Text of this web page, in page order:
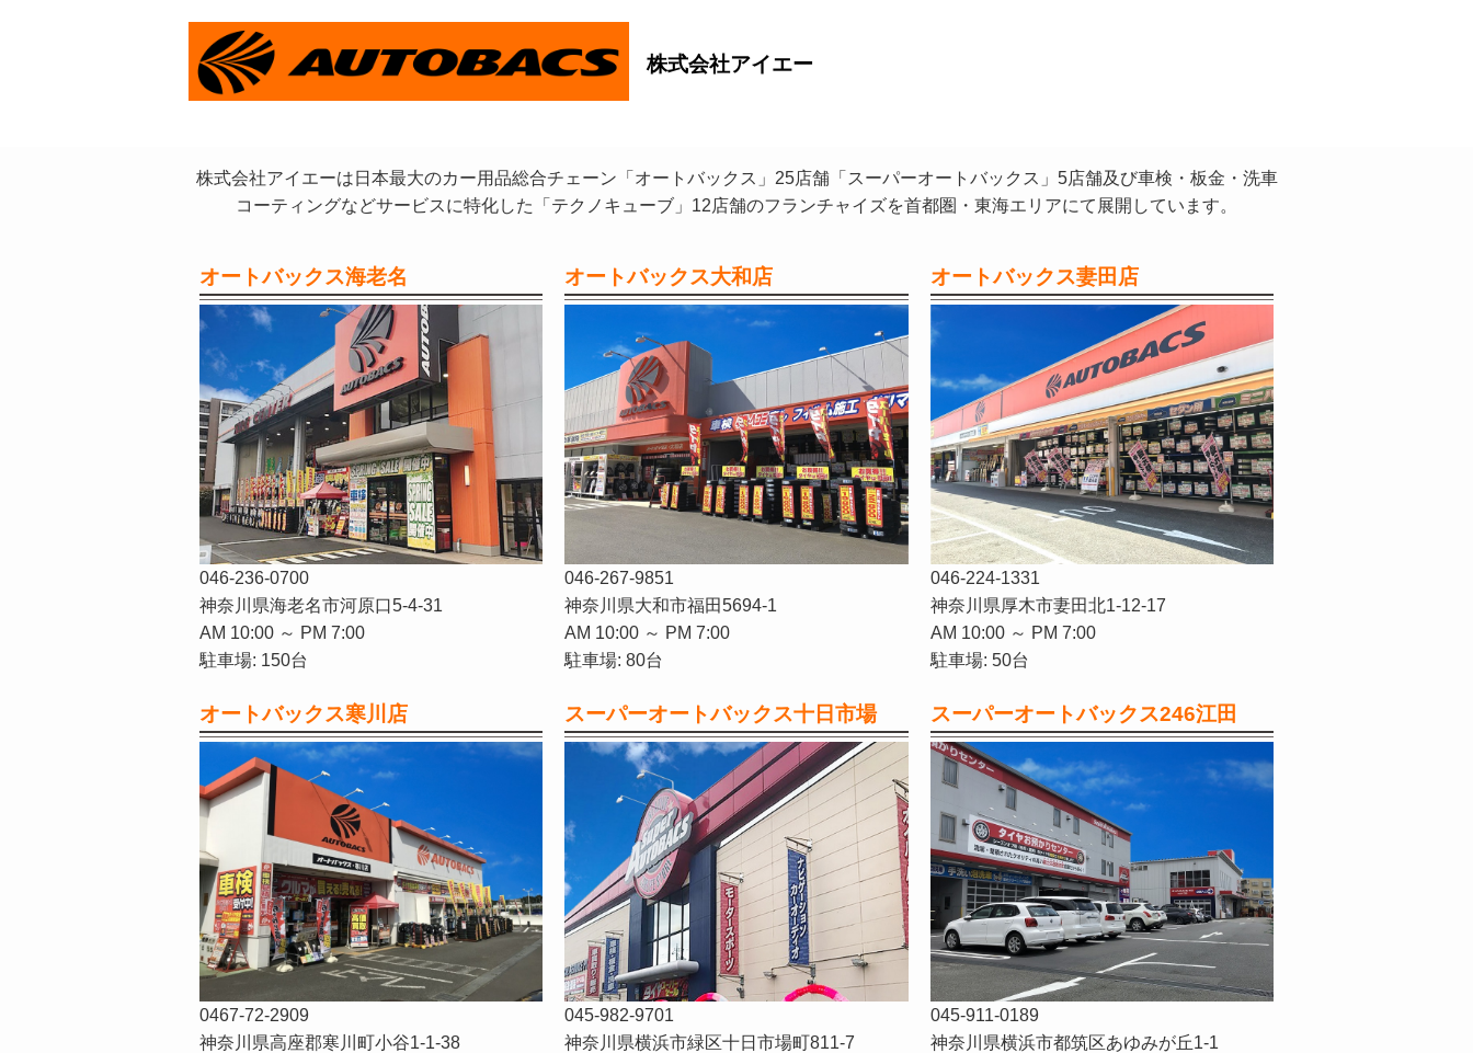
株式会社アイエー
株式会社アイエーは日本最大のカー用品総合チェーン「オートバックス」25店舗「スーパーオートバックス」5店舗及び車検・板金・洗車
コーティングなどサービスに特化した「テクノキューブ」12店舗のフランチャイズを首都圏・東海エリアにて展開しています。
オートバックス海老名
046-236-0700
神奈川県海老名市河原口5-4-31
AM 10:00 ～ PM 7:00
駐車場: 150台
オートバックス大和店
046-267-9851
神奈川県大和市福田5694-1
AM 10:00 ～ PM 7:00
駐車場: 80台
オートバックス妻田店
046-224-1331
神奈川県厚木市妻田北1-12-17
AM 10:00 ～ PM 7:00
駐車場: 50台
オートバックス寒川店
0467-72-2909
神奈川県高座郡寒川町小谷1-1-38
スーパーオートバックス十日市場
045-982-9701
神奈川県横浜市緑区十日市場町811-7
スーパーオートバックス246江田
045-911-0189
神奈川県横浜市都筑区あゆみが丘1-1